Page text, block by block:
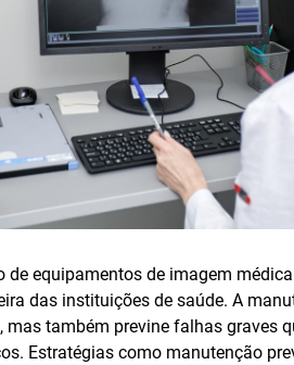
equipamentos de imagem
das instituições de saúde. A
também previne falhas graves
Estratégias como manutenção